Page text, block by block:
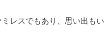
レスでもあり、思い出もい